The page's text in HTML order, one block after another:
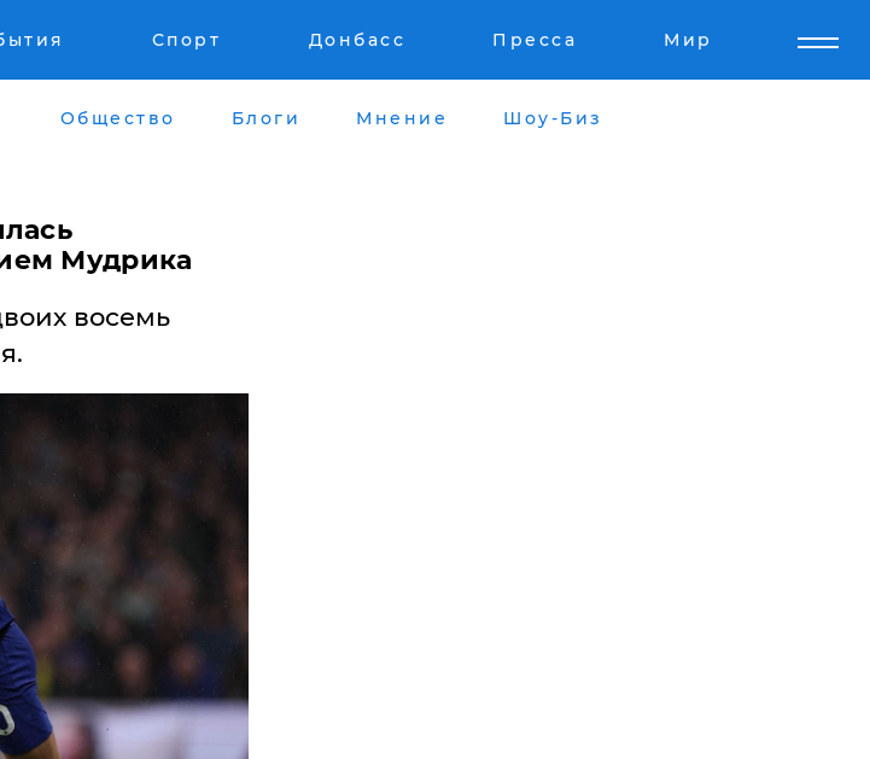
Спорт Донбасс Пресса Мир
Общество Блоги Мнение Шоу-Биз
Мудрика
восемь